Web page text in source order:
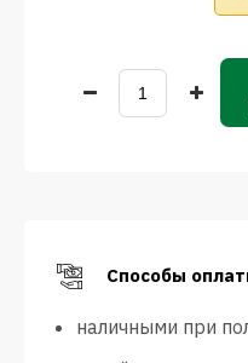
Способы
наличными при